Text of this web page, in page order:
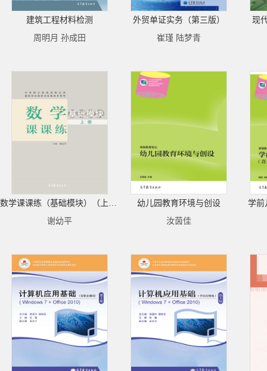
建筑工程材料检测
周明月 孙成田
外贸单证实务（第三版）
崔瑾 陆梦青
现
数学课课练（基础模块）（上册）
谢幼平
幼儿园教育环境与创设
汝茵佳
学前